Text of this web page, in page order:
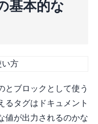
基本的な
とブロックとして使う
るタグはドキュメント
値が出力されるのかな